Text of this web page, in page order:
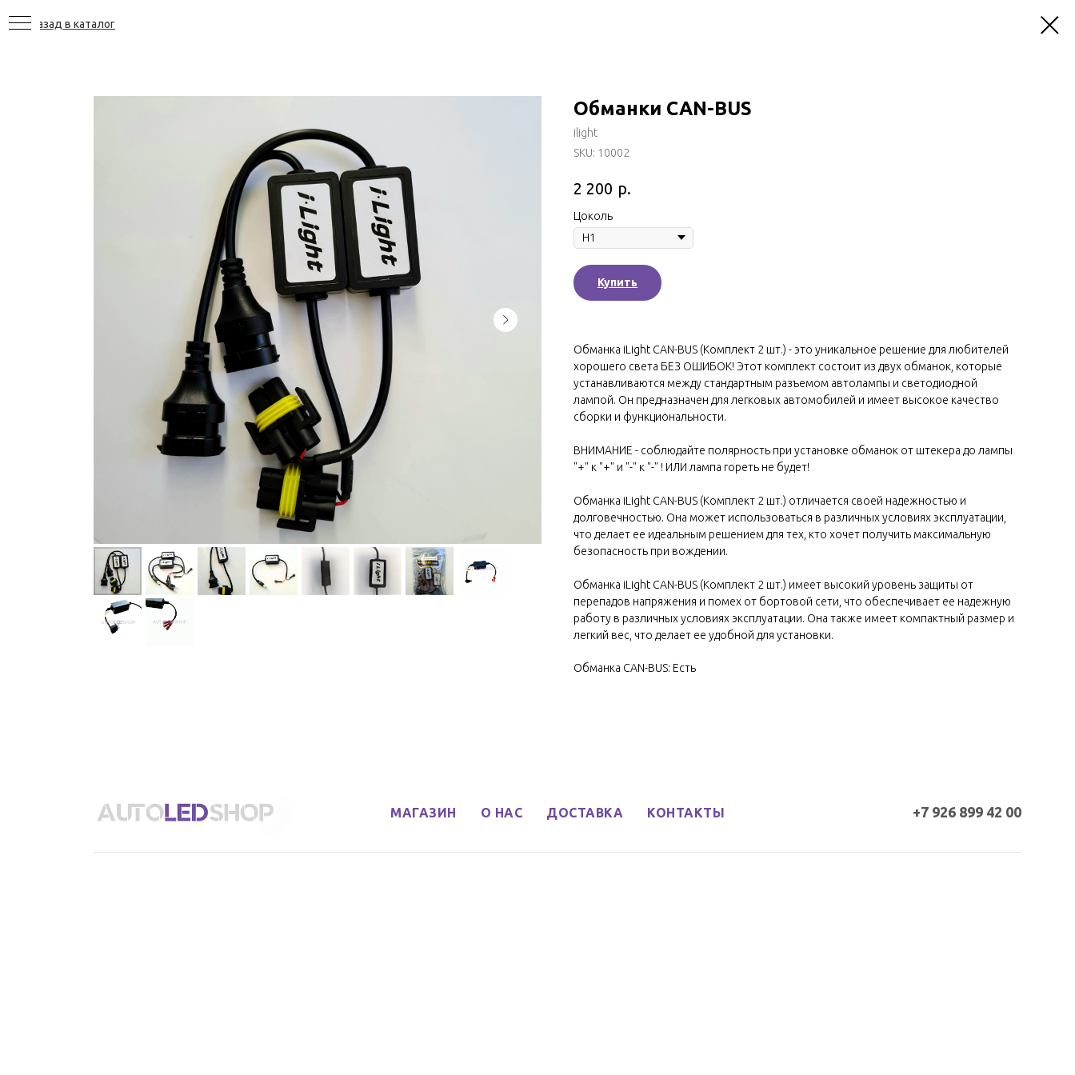
Назад в каталог
Обманки CAN-BUS
ilight
SKU: 10002
2 200 р.
Цоколь
Купить
Обманка iLight CAN-BUS (Комплект 2 шт.) - это уникальное решение для любителей
хорошего света БЕЗ ОШИБОК! Этот комплект состоит из двух обманок, которые
устанавливаются между стандартным разъемом автолампы и светодиодной
лампой. Он предназначен для легковых автомобилей и имеет высокое качество
сборки и функциональности.
ВНИМАНИЕ - соблюдайте полярность при установке обманок от штекера до лампы
"+" к "+" и "-" к "-" ! ИЛИ лампа гореть не будет!
Обманка iLight CAN-BUS (Комплект 2 шт.) отличается своей надежностью и
долговечностью. Она может использоваться в различных условиях эксплуатации,
что делает ее идеальным решением для тех, кто хочет получить максимальную
безопасность при вождении.
Обманка iLight CAN-BUS (Комплект 2 шт.) имеет высокий уровень защиты от
перепадов напряжения и помех от бортовой сети, что обеспечивает ее надежную
работу в различных условиях эксплуатации. Она также имеет компактный размер и
легкий вес, что делает ее удобной для установки.
Обманка CAN-BUS: Есть
МАГАЗИН О НАС ДОСТАВКА КОНТАКТЫ +7 926 899 42 00